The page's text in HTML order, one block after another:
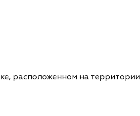
расположенном на